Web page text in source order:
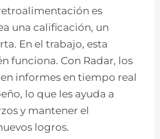
es
una calificación, un
En el trabajo, esta
funciona. Con Radar, los
informes en tiempo real
lo que les ayuda a
y mantener el
logros.